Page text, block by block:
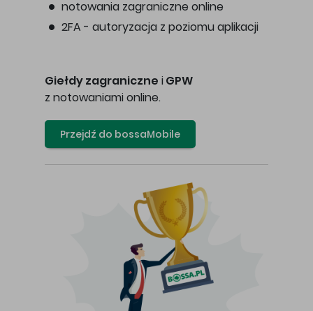
notowania zagraniczne online
2FA - autoryzacja z poziomu aplikacji
Giełdy zagraniczne i GPW
z notowaniami online.
Przejdź do bossaMobile